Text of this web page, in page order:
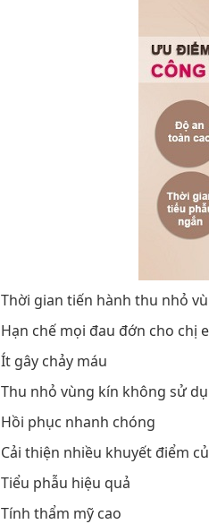
Thời gian tiến hành thu nhỏ
Hạn chế mọi đau đớn cho chị
Ít gây chảy máu
Thu nhỏ vùng kín không sử
Hồi phục nhanh chóng
Cải thiện nhiều khuyết điểm
Tiểu phẫu hiệu quả
Tính thẩm mỹ cao